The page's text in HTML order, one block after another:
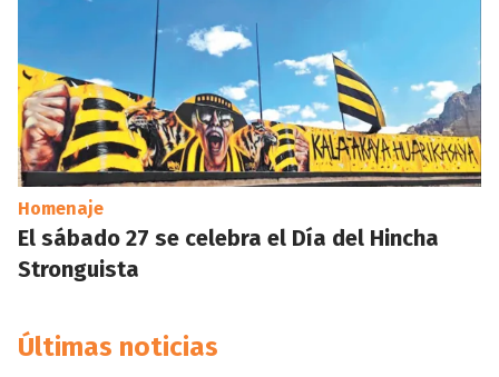
Homenaje
El sábado 27 se celebra el Día del Hincha
Stronguista
Últimas noticias